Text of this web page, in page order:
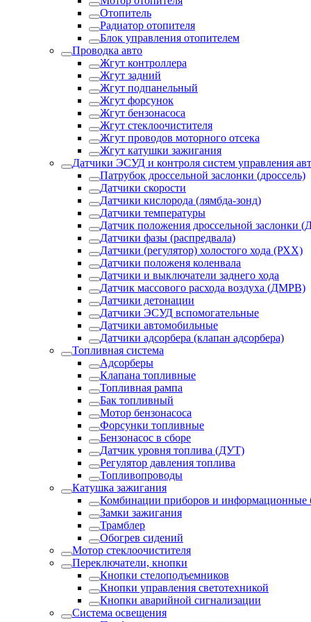
Отопитель
Радиатор отопителя
Блок управления отопителем
Проводка авто
Жгут контроллера
Жгут задний
Жгут подпанельный
Жгут форсунок
Жгут бензонасоса
Жгут стеклоочистителя
Жгут проводов моторного отсека
Жгут катушки зажигания
Датчики ЭСУД и контроля систем управления
Патрубок дроссельной заслонки (дроссель)
Датчики скорости
Датчики кислорода (лямбда-зонд)
Датчики температуры
Датчик положения дроссельной заслонки
Датчики фазы (распредвала)
Датчики (регулятор) холостого хода (РХХ)
Датчики положеня коленвала
Датчики и выключатели заднего хода
Датчик массового расхода воздуха (ДМРВ)
Датчики детонации
Датчики ЭСУД вспомогательные
Датчики автомобильные
Датчики адсорбера (клапан адсорбера)
Топливная система
Адсорберы
Клапана топливные
Топливная рампа
Бак топливный
Мотор бензонасоса
Форсунки топливные
Бензонасос в сборе
Датчик уровня топлива (ДУТ)
Регулятор давления топлива
Топливопроводы
Катушка зажигания
Комбинации приборов и информационные
Замки зажигания
Трамблер
Обогрев сидений
Мотор стеклоочистителя
Переключатели, кнопки
Кнопки стелоподъемников
Кнопки управления светотехникой
Кнопки аварийной сигнализации
Система освещения